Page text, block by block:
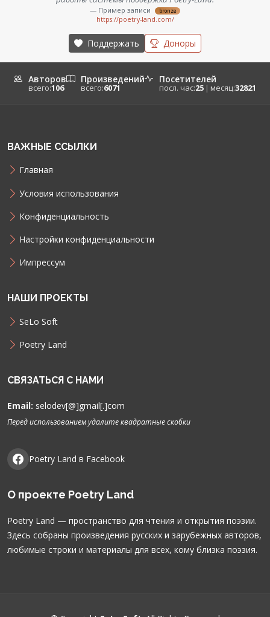
— Пример записи bronze
https://poetry-land.com/
Поддержать Доноры
Авторов
всего:106
Произведений
всего:6071
Посетителей
посл. час:25 | месяц:32821
ВАЖНЫЕ ССЫЛКИ
Главная
Условия использования
Конфиденциальность
Настройки конфиденциальности
Импрессум
НАШИ ПРОЕКТЫ
SeLo Soft
Poetry Land
СВЯЗАТЬСЯ С НАМИ
Email: selodev[@]gmail[.]com
Перед использованием удалите квадратные скобки
Poetry Land в Facebook
О проекте Poetry Land
Poetry Land — пространство для чтения и открытия поэзии.
Здесь собраны произведения русских и зарубежных авторов,
любимые строки и материалы для всех, кому близка поэзия.